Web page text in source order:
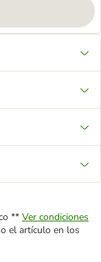
** Ver condiciones
el artículo en los